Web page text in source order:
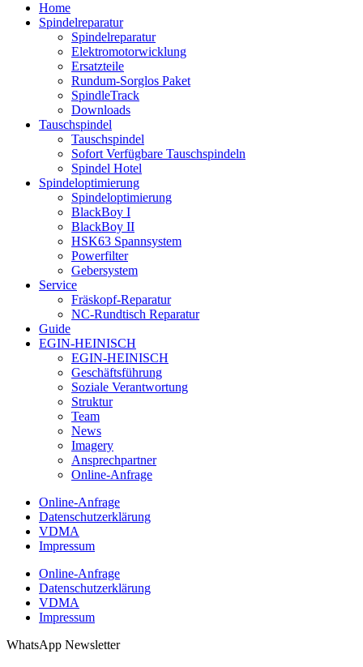
Home
Spindelreparatur
Spindelreparatur
Elektromotorwicklung
Ersatzteile
Rundum-Sorglos Paket
SpindleTrack
Downloads
Tauschspindel
Tauschspindel
Sofort Verfügbare Tauschspindeln
Spindel Hotel
Spindeloptimierung
Spindeloptimierung
BlackBoy I
BlackBoy II
HSK63 Spannsystem
Powerfilter
Gebersystem
Service
Fräskopf-Reparatur
NC-Rundtisch Reparatur
Guide
EGIN-HEINISCH
EGIN-HEINISCH
Geschäftsführung
Soziale Verantwortung
Struktur
Team
News
Imagery
Ansprechpartner
Online-Anfrage
Online-Anfrage
Datenschutzerklärung
VDMA
Impressum
Online-Anfrage
Datenschutzerklärung
VDMA
Impressum
WhatsApp Newsletter